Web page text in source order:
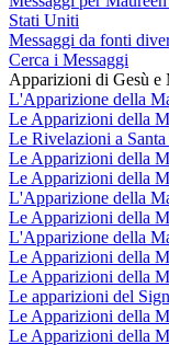
Stati Uniti
Messaggi da fonti
Cerca i Messaggi
Apparizioni di Gesù e
L'Apparizione della
Le Apparizioni della
Le Rivelazioni a
Le Apparizioni della
Le Apparizioni della
L'Apparizione della
Le Apparizioni della
L'Apparizione della
Le Apparizioni della
Le Apparizioni della
Le apparizioni del
Le Apparizioni della
Le Apparizioni della